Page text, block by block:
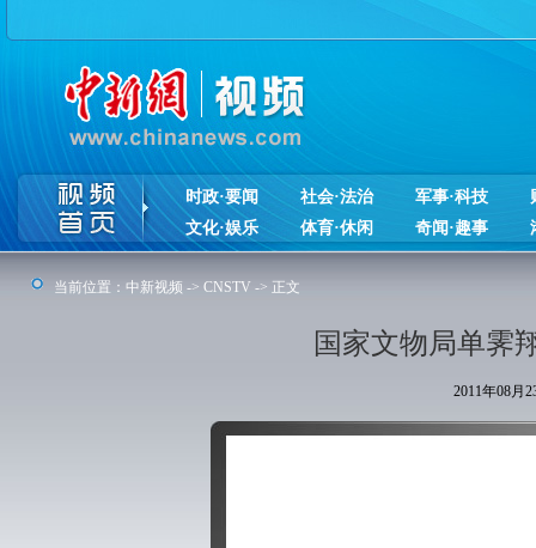
时政·要闻 社会·法治 军事·科技
文化·娱乐
体育·休闲 奇闻·趣事
当前位置： 中新视频 -> CNSTV -> 正文
国家文物局单霁
2011年08月